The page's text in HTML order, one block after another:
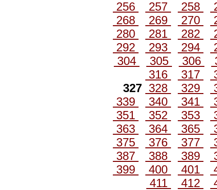
256
257 258
268
269 270
280
281 282
292
293 294
304
305 306
316
317
327 328 329
339
340 341
351
352 353
363
364 365
375
376 377
387
388 389
399
400 401
411
412